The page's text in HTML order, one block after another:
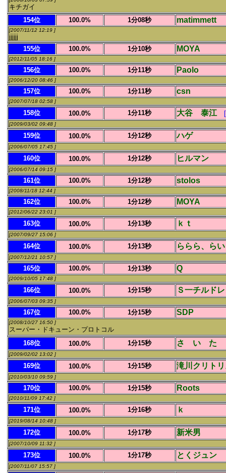
キチガイ
154位
100.0% 1分08秒 matimmett
[2007/11/12 12:19 ]
jjjjjj
155位
100.0% 1分10秒 MOYA
[2012/11/05 18:16 ]
156位 100.0% 1分11秒 Paolo
[2006/12/20 08:46 ]
157位 100.0% 1分11秒 csn
[2007/07/18 02:58 ]
158位 100.0% 1分11秒 大谷 泰江
[2009/03/02 09:48 ]
159位 100.0% 1分12秒 ハゲ
[2006/07/05 17:45 ]
160位 100.0% 1分12秒 ヒルマン
[2006/07/14 09:15 ]
161位 100.0% 1分12秒 stolos
[2008/11/18 12:44 ]
162位 100.0% 1分12秒 MOYA
[2012/06/22 23:01 ]
163位 100.0% 1分13秒 ｋｔ
[2007/09/27 15:06 ]
164位 100.0% 1分13秒 ららら、らい
[2007/12/21 10:57 ]
165位 100.0% 1分13秒 Q
[2009/10/05 17:48 ]
166位 100.0% 1分15秒 Ｓ一チルド
[2006/07/03 09:35 ]
167位 100.0% 1分15秒 SDP
[2008/10/27 16:50 ]
スーパー・ドキューン・プロトコル
168位
100.0% 1分15秒 さ い た
[2009/02/02 13:02 ]
169位 100.0% 1分15秒 滝川クリト
[2010/03/10 09:59 ]
170位 100.0% 1分15秒 Roots
[2010/11/09 17:42 ]
171位 100.0% 1分16秒 ｋ
[2019/08/14 10:48 ]
172位 100.0% 1分17秒 新米男
[2007/10/09 11:32 ]
173位 100.0% 1分17秒 とくジュン
[2007/11/07 15:57 ]